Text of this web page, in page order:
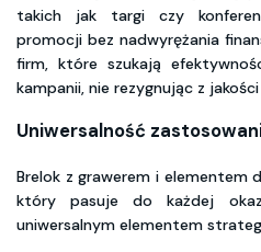
takich jak targi czy
promocji bez nadwyrężania
firm, które szukają
kampanii, nie rezygnując z
Uniwersalność
Brelok z grawerem i elementem
który pasuje do każdej
uniwersalnym elementem